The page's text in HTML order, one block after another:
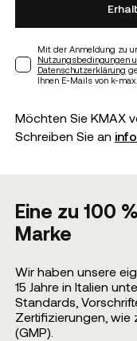
Mit der Anmeldung zu
Nutzungsbedingungen
Datenschutzerklärung
Ihnen E-Mails von k-
Möchten Sie KMAX
Schreiben Sie an
Eine zu 100
Marke
Wir haben unsere
15 Jahre in Italien
Standards,
Zertifizierungen, wie
(GMP).